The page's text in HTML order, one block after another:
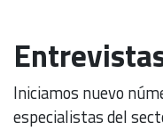
Iniciamos nuevo
especialistas del